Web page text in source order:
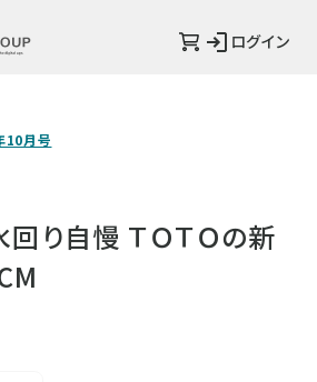
ログイン
10月号
回り自慢 ＴＯＴＯの新